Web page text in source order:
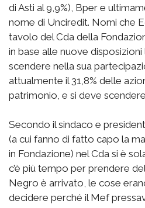
di Asti al 9,9%), Bper e
nome di Unciredit. Nomi che
tavolo del Cda della
in base alle nuove
scendere nella sua
attualmente il 31,8% delle
patrimonio, e si deve
Secondo il sindaco e
(a cui fanno di fatto capo la
in Fondazione) nel Cda si è
c’è più tempo per prendere
Negro è arrivato, le cose
decidere perché il Mef